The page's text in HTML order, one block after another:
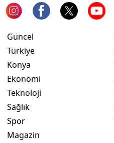
Güncel
Türkiye
Konya
Ekonomi
Teknoloji
Sağlık
Spor
Magazin